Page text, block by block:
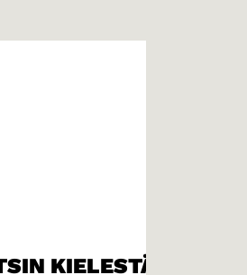
KIELESTÄ